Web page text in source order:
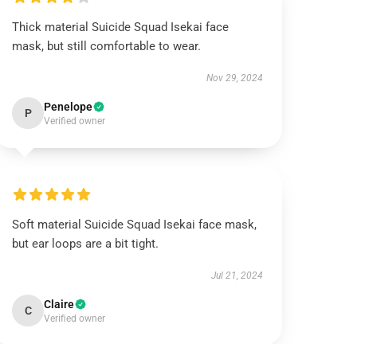
Thick material Suicide Squad Isekai face
mask, but still comfortable to wear.
Nov 29, 2024
P Penelope
Verified owner
Soft material Suicide Squad Isekai face mask,
but ear loops are a bit tight.
Jul 21, 2024
C Claire
Verified owner